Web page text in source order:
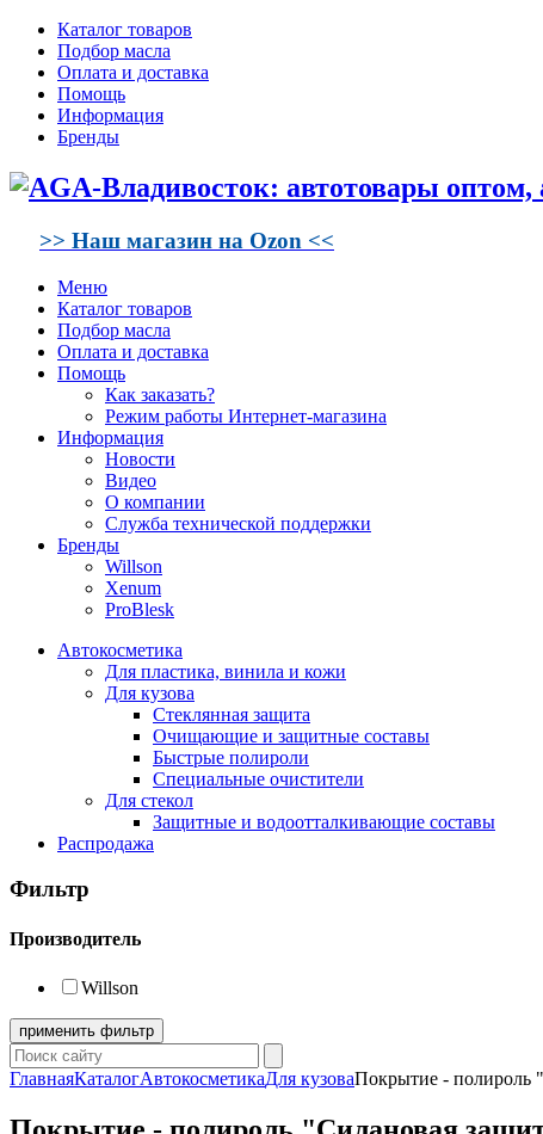
Каталог товаров
Подбор масла
Оплата и доставка
Помощь
Информация
Бренды
>> Наш магазин на Ozon <<
Меню
Каталог товаров
Подбор масла
Оплата и доставка
Помощь
Как заказать?
Режим работы Интернет-магазина
Информация
Новости
Видео
О компании
Служба технической поддержки
Бренды
Willson
Xenum
ProBlesk
Автокосметика
Для пластика, винила и кожи
Для кузова
Стеклянная защита
Очищающие и защитные составы
Быстрые полироли
Специальные очистители
Для стекол
Защитные и водоотталкивающие составы
Распродажа
Фильтр
Производитель
Willson
применить фильтр
ГлавнаяКаталогАвтокосметикаДля кузоваПокрытие - полироль